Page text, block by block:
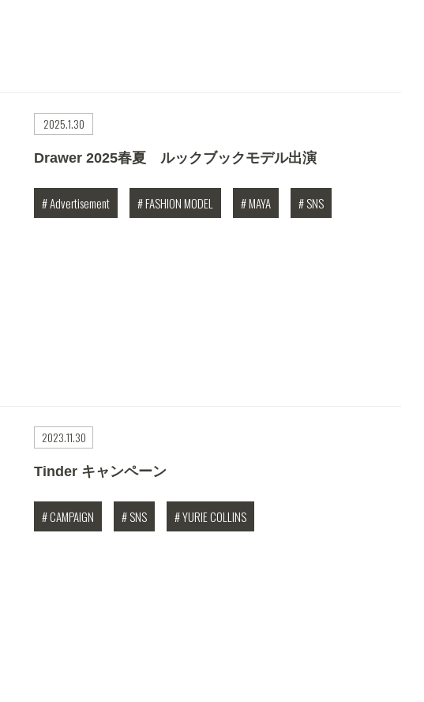
2025.1.30
Drawer 2025春夏 ルックブックモデル出演
# Advertisement # FASHION MODEL # MAYA # SNS
2023.11.30
Tinder キャンペーン
# CAMPAIGN # SNS # YURIE COLLINS